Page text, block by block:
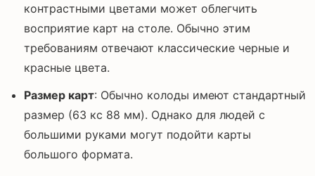
контрастными цветами может облегчить
восприятие карт на столе. Обычно этим
требованиям отвечают классические черные и
красные цвета.
Размер карт: Обычно колоды имеют стандартный
размер (63 кс 88 мм). Однако для людей с
большими руками могут подойти карты
большого формата.